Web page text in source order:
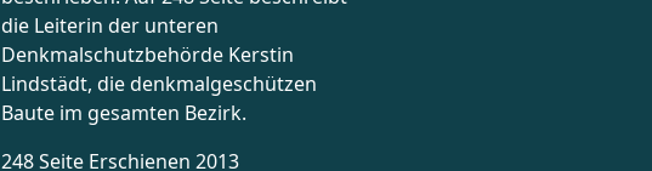
die Leiterin der unteren
Denkmalschutzbehörde Kerstin
Lindstädt, die denkmalgeschützen
Baute im gesamten Bezirk.
248 Seite Erschienen 2013